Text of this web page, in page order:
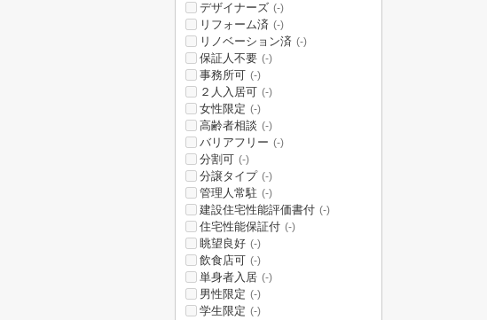
デザイナーズ (-)
リフォーム済 (-)
リノベーション済 (-)
保証人不要 (-)
事務所可 (-)
２人入居可 (-)
女性限定 (-)
高齢者相談 (-)
バリアフリー (-)
分割可 (-)
分譲タイプ (-)
管理人常駐 (-)
建設住宅性能評価書付 (-)
住宅性能保証付 (-)
眺望良好 (-)
飲食店可 (-)
単身者入居 (-)
男性限定 (-)
学生限定 (-)